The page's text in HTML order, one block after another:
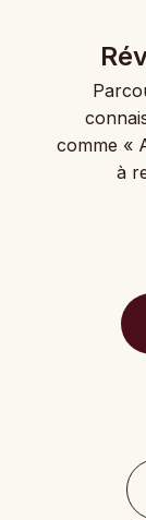
comme «
à